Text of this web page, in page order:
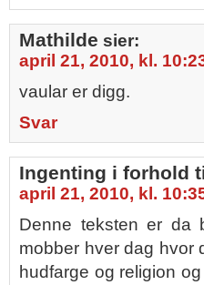
Mathilde sier:
april 21, 2010, kl.
vaular er digg.
Svar
Ingenting i forhold
april 21, 2010, kl.
Denne teksten er da
mobber hver dag hvor
hudfarge og religion